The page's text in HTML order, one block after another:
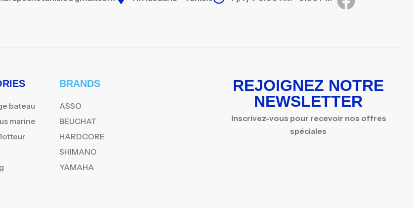
bateau
marine
BRANDS
ASSO
BEUCHAT
HARDCORE
SHIMANO
YAMAHA
REJOIGNEZ NOTRE
NEWSLETTER
Inscrivez-vous pour recevoir nos offres
spéciales